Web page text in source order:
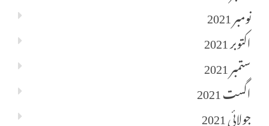
نومبر 2021
اکتوبر 2021
ستمبر 2021
اگست 2021
جولائی 2021